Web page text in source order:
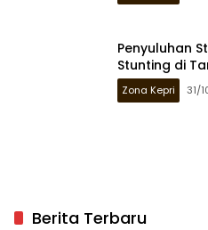
Penyuluhan
Stunting di
Zona Kepri 31/
Berita Terbaru